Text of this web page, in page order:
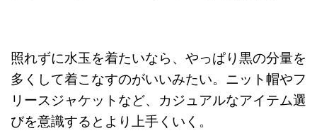
照れずに水玉を着たいなら、やっぱり黒の分量を
多くして着こなすのがいいみたい。ニット帽やフ
リースジャケットなど、カジュアルなアイテム選
びを意識するとより上手くいく。